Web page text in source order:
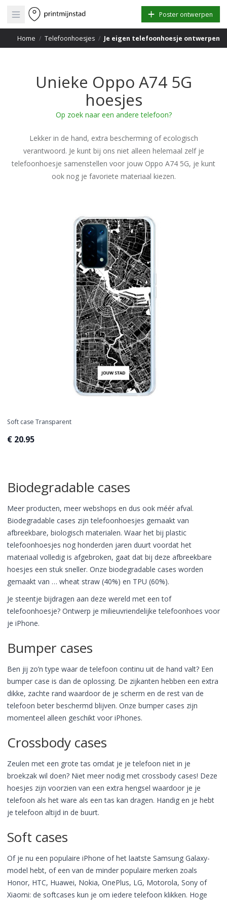
Open main menu Poster ontwerpen
Home / Telefoonhoesjes / Je eigen telefoonhoesje ontwerpen
Unieke Oppo A74 5G
hoesjes
Op zoek naar een andere telefoon?
Lekker in de hand, extra bescherming of ecologisch
verantwoord. Je kunt bij ons niet alleen helemaal zelf je
telefoonhoesje samenstellen voor jouw Oppo A74 5G, je kunt
ook nog je favoriete materiaal kiezen.
Soft case Transparent
€ 20.95
Biodegradable cases
Meer producten, meer webshops en dus ook méér afval.
Biodegradable cases zijn telefoonhoesjes gemaakt van
afbreekbare, biologisch materialen. Waar het bij plastic
telefoonhoesjes nog honderden jaren duurt voordat het
materiaal volledig is afgebroken, gaat dat bij deze afbreekbare
hoesjes een stuk sneller. Onze biodegradable cases worden
gemaakt van … wheat straw (40%) en TPU (60%).
Je steentje bijdragen aan deze wereld met een tof
telefoonhoesje? Ontwerp je milieuvriendelijke telefoonhoes voor
je iPhone.
Bumper cases
Ben jij zo’n type waar de telefoon continu uit de hand valt? Een
bumper case is dan de oplossing. De zijkanten hebben een extra
dikke, zachte rand waardoor de je scherm en de rest van de
telefoon beter beschermd blijven. Onze bumper cases zijn
momenteel alleen geschikt voor iPhones.
Crossbody cases
Zeulen met een grote tas omdat je je telefoon niet in je
broekzak wil doen? Niet meer nodig met crossbody cases! Deze
hoesjes zijn voorzien van een extra hengsel waardoor je je
telefoon als het ware als een tas kan dragen. Handig en je hebt
je telefoon altijd in de buurt.
Soft cases
Of je nu een populaire iPhone of het laatste Samsung Galaxy-
model hebt, of een van de minder populaire merken zoals
Honor, HTC, Huawei, Nokia, OnePlus, LG, Motorola, Sony of
Xiaomi: de softcases kun je om iedere telefoon klikken. Hoge